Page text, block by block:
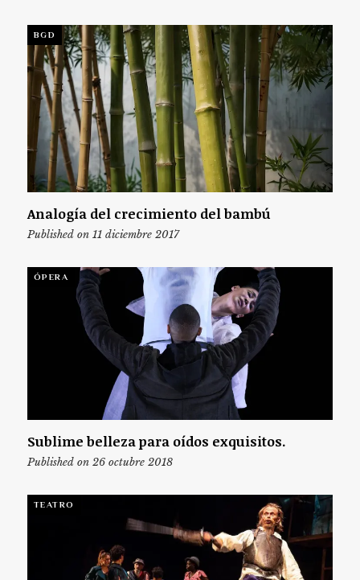
BGD
Analogía del crecimiento del bambú
Published on 11 diciembre 2017
ÓPERA
Sublime belleza para oídos exquisitos.
Published on 26 octubre 2018
TEATRO